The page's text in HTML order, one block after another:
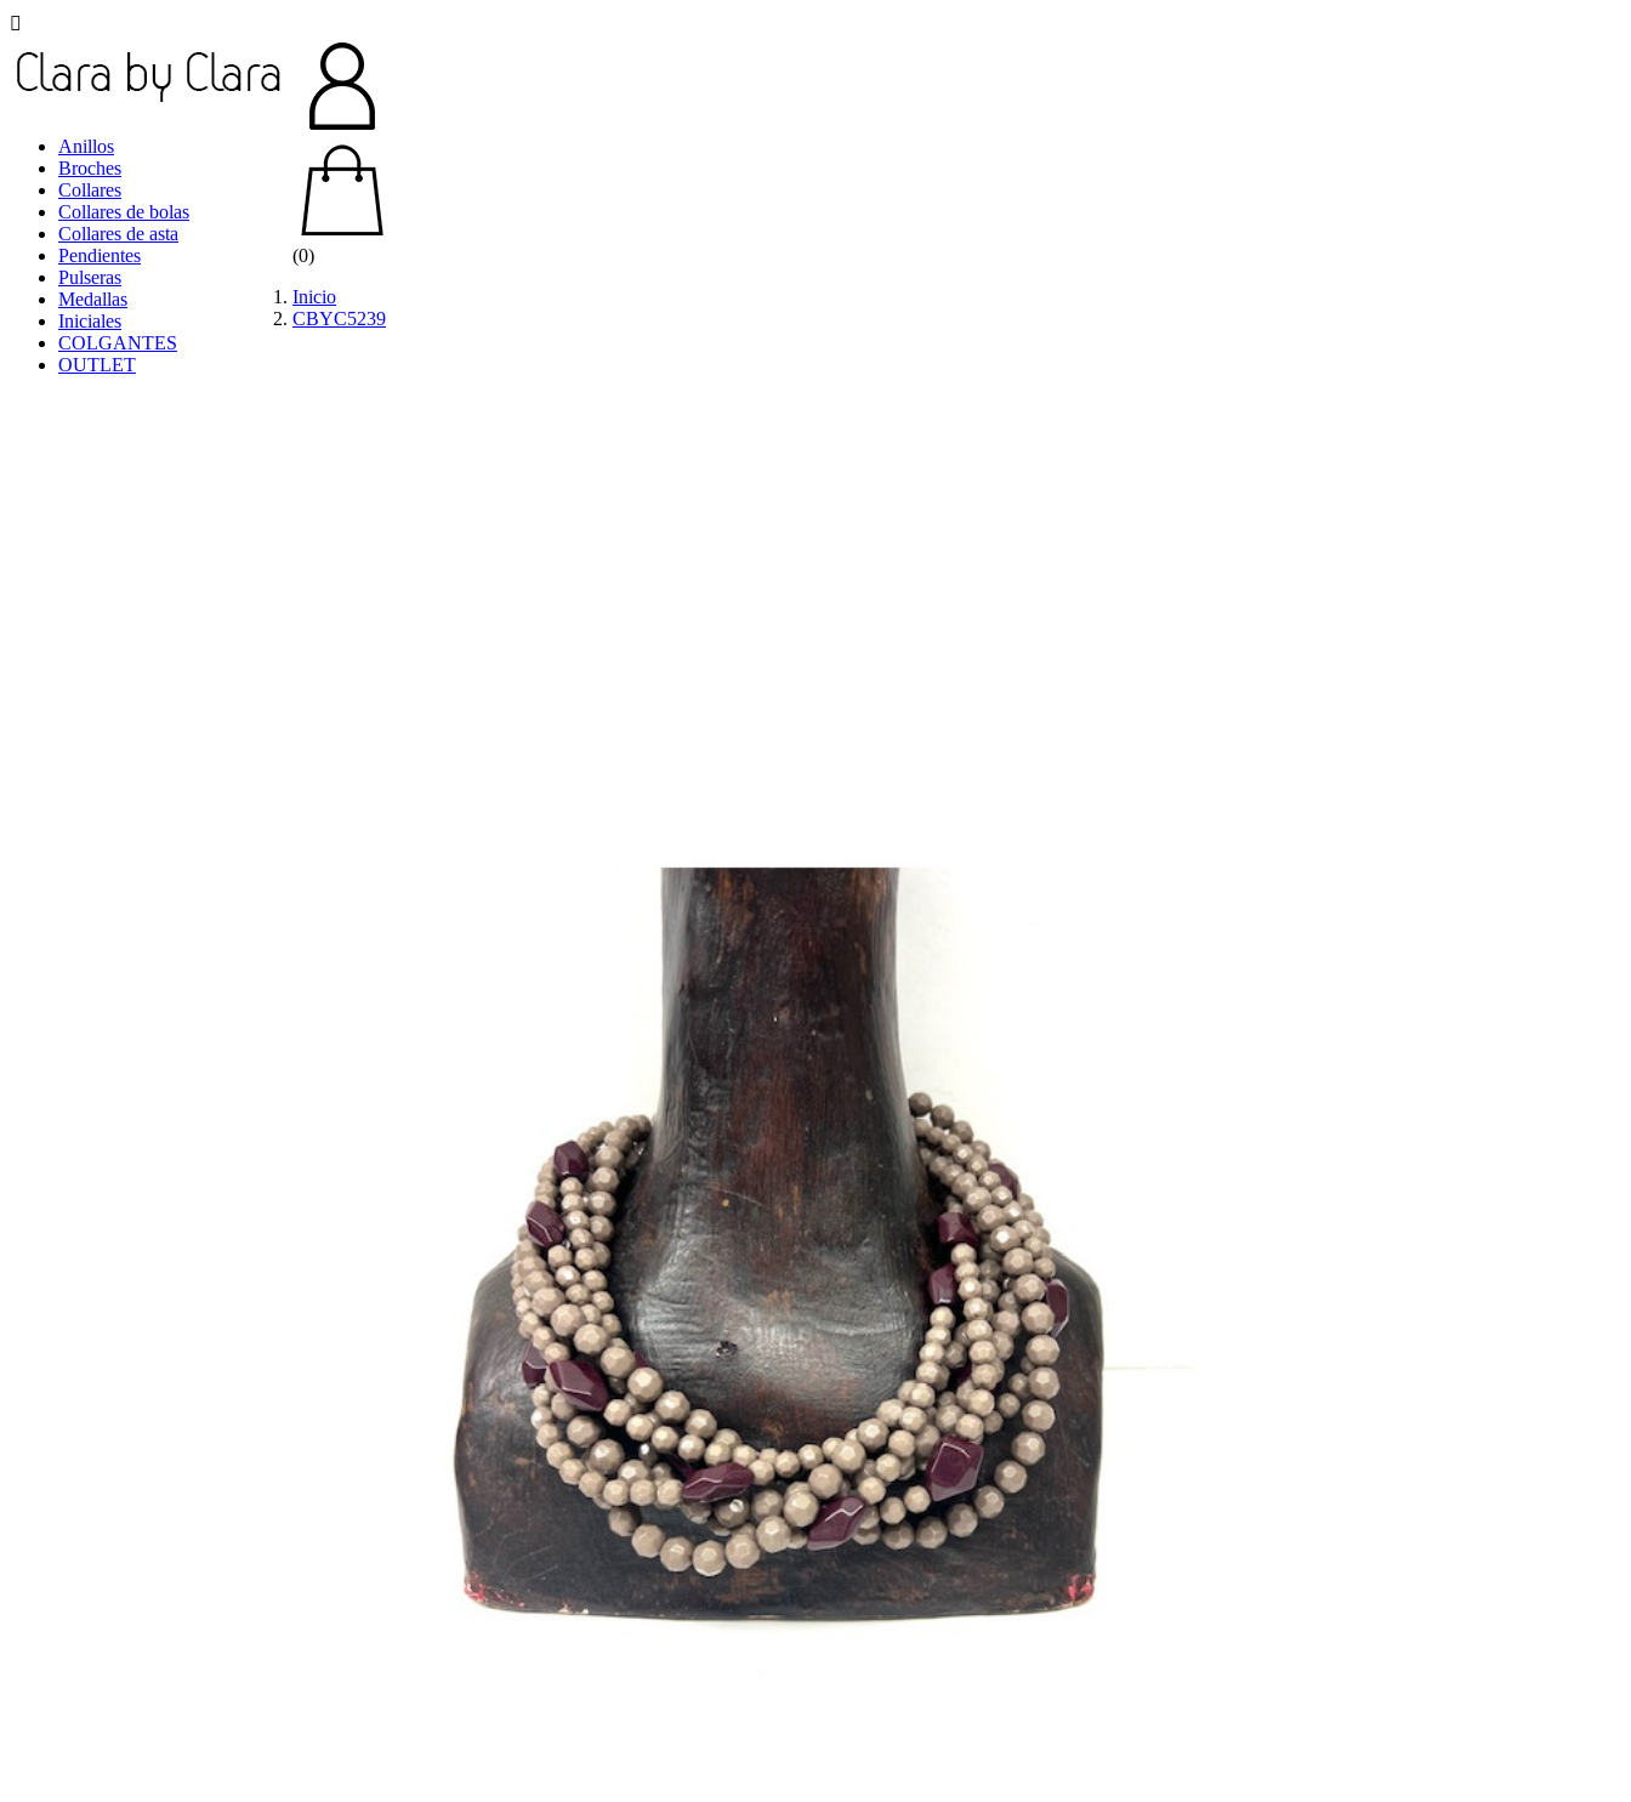

Anillos
Broches
Collares
Collares de bolas
Collares de asta
Pendientes
Pulseras
Medallas
Iniciales
COLGANTES
OUTLET
(0)
Inicio
CBYC5239